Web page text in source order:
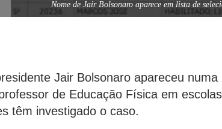
Nome de Jair Bolsonaro aparece em lista de
Jair Bolsonaro apareceu
de Educação Física em
têm investigado o caso.